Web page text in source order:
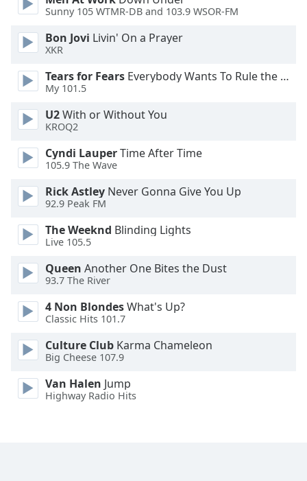
Color
Opacity
Caption
Background
Color
Opacity
Size
Text
Edge
Font
Family
Reset
Sunny 105 WTMR-DB and 103.9 WSOR-FM
Bon Jovi Livin' On a Prayer
XKR
Tears for Fears Everybody Wants To Rule the World
My 101.5
U2With or Without You
KROQ2
Cyndi LauperTime After Time
105.9 The Wave
Rick Astley Never Gonna Give You Up
92.9 Peak FM
The Weeknd Blinding Lights
Live 105.5
Queen Another One Bites the Dust
93.7 The River
4 Non BlondesWhat's Up?
Classic Hits 101.7
Culture Club Karma Chameleon
Big Cheese 107.9
Van Halen Jump
Highway Radio Hits